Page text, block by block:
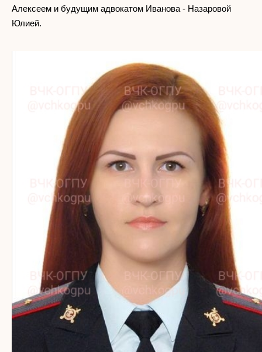
Алексеем и будущим адвокатом Иванова - Назаровой
Юлией.